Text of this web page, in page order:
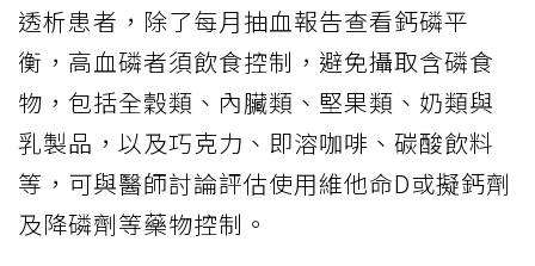
透析患者，除了每月抽血報告查看鈣磷平
衡，高血磷者須飲食控制，避免攝取含磷食
物，包括全穀類、內臟類、堅果類、奶類與
乳製品，以及巧克力、即溶咖啡、碳酸飲料
等，可與醫師討論評估使用維他命D或擬鈣劑
及降磷劑等藥物控制。